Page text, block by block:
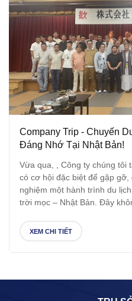
Company Trip - Chuyến
Đáng Nhớ Tại Nhật Bản!
Vừa qua, , Công ty chúng tôi
có cơ hội đặc biệt để gặp
nghiệm một hành trình du
trời mọc – Nhật Bản. Đây
XEM CHI TIẾT